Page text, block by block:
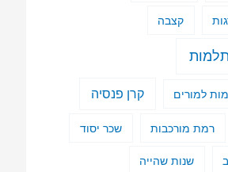
קצבה
למורים קרן פנסיה
רמת מורכבות שכר יסוד
שנות שהייה